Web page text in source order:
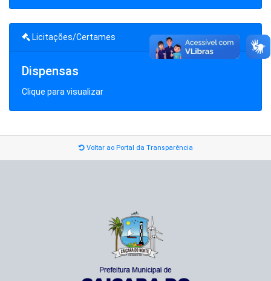
Licitações/Certames
Dispensas
Clique para visualizar
Voltar ao Portal da Transparência